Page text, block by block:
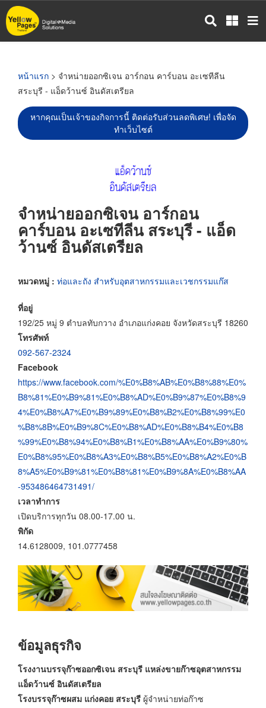
ข้าม
ไป
หน้าแรก > จำหน่ายออกซิเจน อาร์กอน คาร์บอน อะเซทีลีน
สระบุรี - แอ็ดว้านซ์ อินดัสเตรียล
หากคุณเป็นเจ้าของกิจการนี้ ติดต่อรับส่วนลดพิเศษ! เพื่อจัด
ทำเว็บไซต์
จำหน่ายออกซิเจน อาร์กอน
คาร์บอน อะเซทีลีน สระบุรี - แอ็ด
ว้านซ์ อินดัสเตรียล
หมวดหมู่ : ท่อและถัง สำหรับอุตสาหกรรมและเวชกรรมแก๊ส
ที่อยู่
192/25 หมู่ 9 ตำบลทับกวาง อำเภอแก่งคอย จังหวัดสระบุรี 18260
โทรศัพท์
092-567-2324
Facebook
https://www.facebook.com/%E0%B8%AB%E0%B8%88%E0%
B8%81%E0%B9%81%E0%B8%AD%E0%B9%87%E0%B8%9
4%E0%B8%A7%E0%B9%89%E0%B8%B2%E0%B8%99%E0
%B8%8B%E0%B9%8C%E0%B8%AD%E0%B8%B4%E0%B8
%99%E0%B8%94%E0%B8%B1%E0%B8%AA%E0%B9%80%
E0%B8%95%E0%B8%A3%E0%B8%B5%E0%B8%A2%E0%B
8%A5%E0%B9%81%E0%B8%81%E0%B9%8A%E0%B8%AA
-953486464731491/
เวลาทำการ
เปิดบริการทุกวัน 08.00-17.00 น.
พิกัด
14.6128009, 101.0777458
ข้อมูลธุรกิจ
โรงงานบรรจุก๊าซออกซิเจน สระบุรี แหล่งขายก๊าซอุตสาหกรรม
แอ็ดว้านซ์ อินดัสเตรียล
โรงบรรจุก๊าซผสม แก่งคอย สระบุรี ผู้จำหน่ายท่อก๊าซ